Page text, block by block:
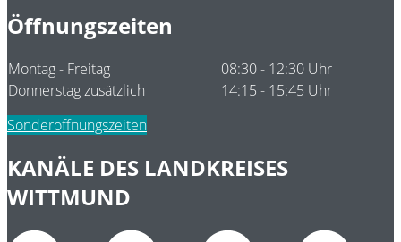
Öffnungszeiten
Montag - Freitag
08:30 - 12:30 Uhr
Donnerstag zusätzlich
14:15 - 15:45 Uhr
Sonderöffnungszeiten
KANÄLE DES LANDKREISES
WITTMUND